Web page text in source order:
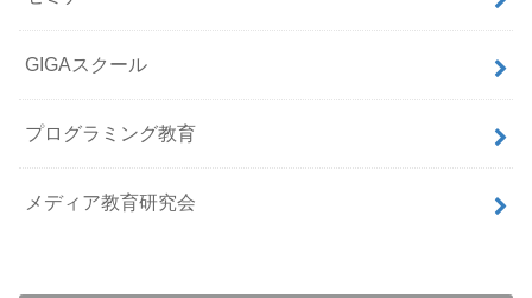
GIGAスクール
プログラミング教育
メディア教育研究会